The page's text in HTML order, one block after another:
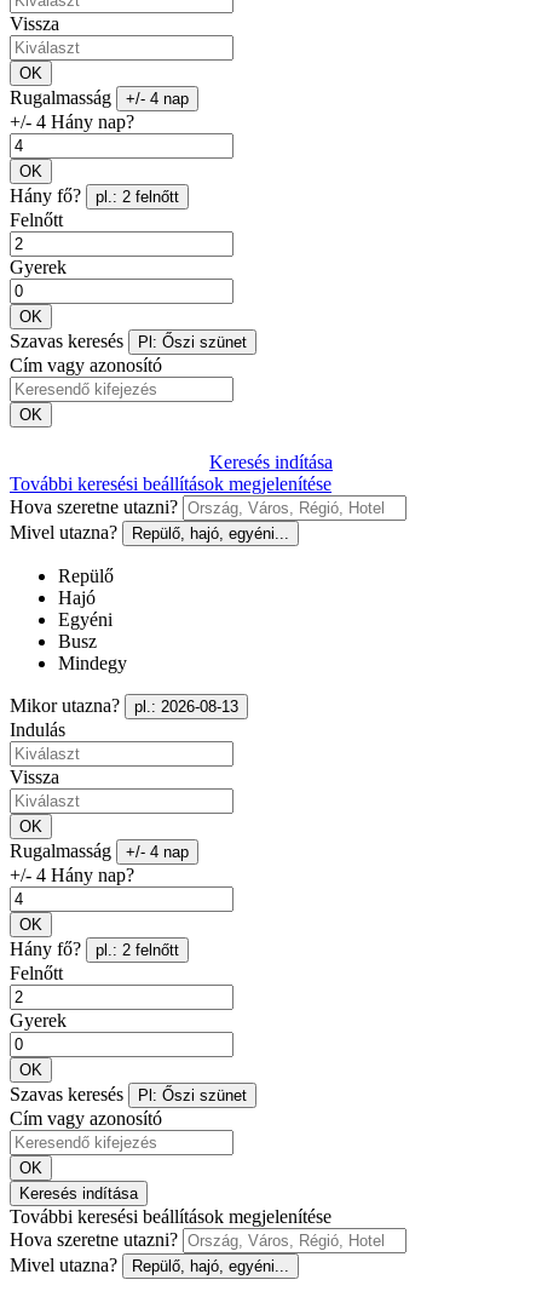
Vissza
OK
Rugalmasság +/- 4 nap
+/- 4 Hány nap?
OK
Hány fő? pl.: 2 felnőtt
Felnőtt
Gyerek
OK
Szavas keresés Pl: Őszi szünet
Cím vagy azonosító
OK
Keresés indítása
További keresési beállítások megjelenítése
Hova szeretne utazni?
Mivel utazna?
Repülő, hajó, egyéni...
Repülő
Hajó
Egyéni
Busz
Mindegy
Mikor utazna? pl.: 2026-08-13
Indulás
Vissza
OK
Rugalmasság +/- 4 nap
+/- 4 Hány nap?
OK
Hány fő? pl.: 2 felnőtt
Felnőtt
Gyerek
OK
Szavas keresés Pl: Őszi szünet
Cím vagy azonosító
OK
Keresés indítása
További keresési beállítások megjelenítése
Hova szeretne utazni?
Mivel utazna?
Repülő, hajó, egyéni...